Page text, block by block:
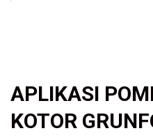
APLIKASI
KOTOR